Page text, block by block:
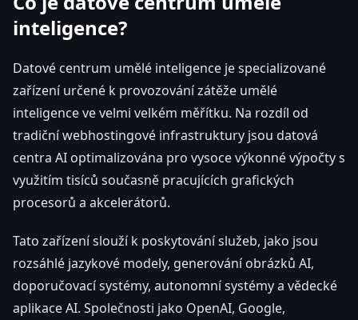
inteligence?
Datové centrum umělé inteligence je specializované
zařízení určené k provozování zátěže umělé
inteligence ve velmi velkém měřítku. Na rozdíl od
tradiční webhostingové infrastruktury jsou datová
centra AI optimalizována pro vysoce výkonné výpočty s
využitím tisíců současně pracujících grafických
procesorů a akcelerátorů.
Tato zařízení slouží k poskytování služeb, jako jsou
rozsáhlé jazykové modely, generování obrázků AI,
doporučovací systémy, autonomní systémy a vědecké
aplikace AI. Společnosti jako OpenAI, Google,